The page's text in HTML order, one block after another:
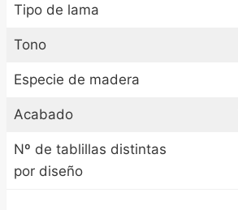
Tipo de lama
Tono
Especie de madera
Acabado
Nº de tablillas distintas
por diseño